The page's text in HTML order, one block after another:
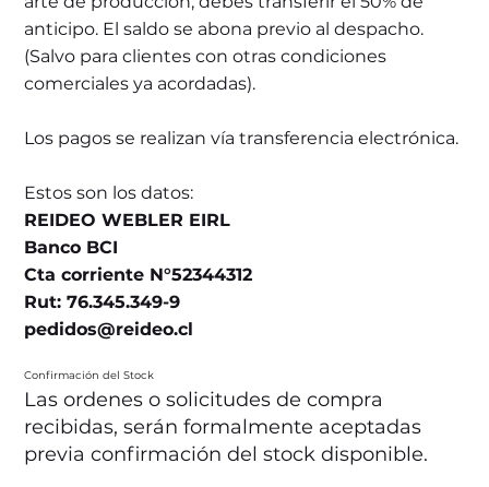
anticipo. El saldo se abona previo al despacho.
(Salvo para clientes con otras condiciones
comerciales ya acordadas).
Los pagos se realizan vía transferencia electrónica.
Estos son los datos:
REIDEO WEBLER EIRL
Banco BCI
Cta corriente N°52344312
Rut: 76.345.349-9
pedidos@reideo.cl
Confirmación del Stock
Las ordenes o solicitudes de compra
recibidas, serán formalmente aceptadas
previa confirmación del stock disponible.